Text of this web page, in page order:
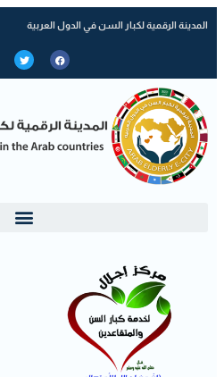
المدينة الرقمية لكبار السن في الدول العربية